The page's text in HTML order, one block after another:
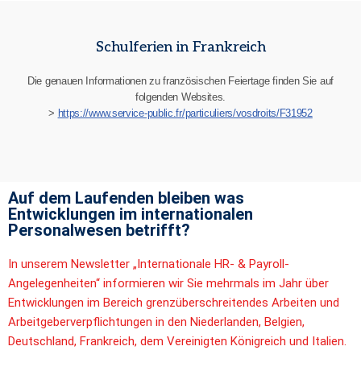
Schulferien in Frankreich
Die genauen Informationen zu französischen Feiertage finden Sie auf
folgenden Websites.
> https://www.service-public.fr/particuliers/vosdroits/F31952
Auf dem Laufenden bleiben was
Entwicklungen im internationalen
Personalwesen betrifft?
In unserem Newsletter „Internationale HR- & Payroll-
Angelegenheiten“ informieren wir Sie mehrmals im Jahr über
Entwicklungen im Bereich grenzüberschreitendes Arbeiten und
Arbeitgeberverpflichtungen in den Niederlanden, Belgien,
Deutschland, Frankreich, dem Vereinigten Königreich und Italien.